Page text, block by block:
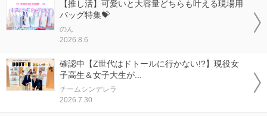
【推し活】可愛いと大容量どちらも叶える現場用
バッグ特集💝
のん
2026.8.6
確認中【Z世代はドトールに行かない!?】現役女
子高生＆女子大生が...
チームシンデレラ
2026.7.30